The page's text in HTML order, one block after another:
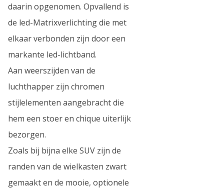
daarin opgenomen. Opvallend is
de led-Matrixverlichting die met
elkaar verbonden zijn door een
markante led-lichtband.
Aan weerszijden van de
luchthapper zijn chromen
stijlelementen aangebracht die
hem een stoer en chique uiterlijk
bezorgen.
Zoals bij bijna elke SUV zijn de
randen van de wielkasten zwart
gemaakt en de mooie, optionele